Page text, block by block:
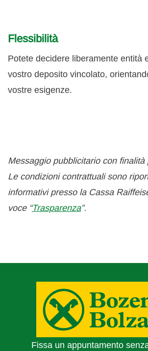
Flessibilità
Potete decidere liberamente entità
vostro deposito vincolato,
vostre esigenze.
Messaggio pubblicitario con finalità
Le condizioni contrattuali sono
informativi presso la Cassa
voce “Trasparenza”.
Fissa un appuntamento